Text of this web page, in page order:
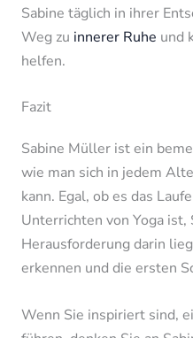
Sabine täglich in ihrer
Weg zu innerer Ruhe und
helfen.
Fazit
Sabine Müller ist ein
wie man sich in jedem
kann. Egal, ob es das
Unterrichten von Yoga ist,
Herausforderung darin
erkennen und die ersten
Wenn Sie inspiriert sind,